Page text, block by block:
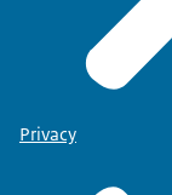
Privacy